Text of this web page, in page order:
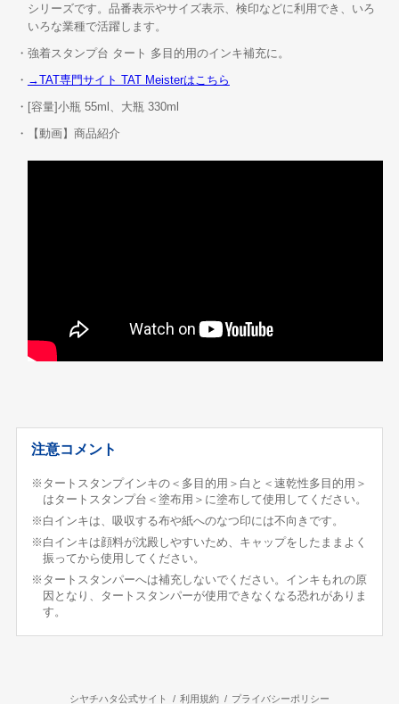
シリーズです。品番表示やサイズ表示、検印などに利用でき、いろ
いろな業種で活躍します。
・強着スタンプ台 タート 多目的用のインキ補充に。
・ →TAT専門サイト TAT Meisterはこちら
・[容量]小瓶 55ml、大瓶 330ml
・【動画】商品紹介
注意コメント
※タートスタンプインキの＜多目的用＞白と＜速乾性多目的用＞
はタートスタンプ台＜塗布用＞に塗布して使用してください。
※白インキは、吸収する布や紙へのなつ印には不向きです。
※白インキは顔料が沈殿しやすいため、キャップをしたままよく
振ってから使用してください。
※タートスタンパーへは補充しないでください。インキもれの原
因となり、タートスタンパーが使用できなくなる恐れがありま
す。
シヤチハタ公式サイト 利用規約 プライバシーポリシー